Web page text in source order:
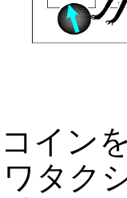
ンを
タク